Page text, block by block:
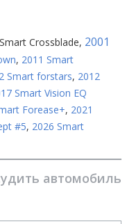
Crossblade, 2001
, 2011 Smart
Smart forstars, 2012
Smart Vision EQ
Forease+, 2021
#5, 2026 Smart
автомобиль